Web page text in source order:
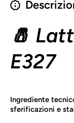
🧂
E327
Ingrediente
sferificazioni e